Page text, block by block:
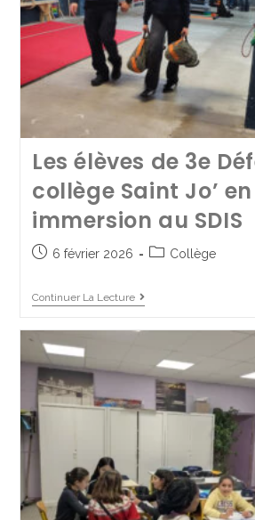
Les élèves de 3e
collège Saint Jo’ en
immersion au SDIS
6 février 2026 Collège
Continuer La Lecture
Tous les chemins
25 avril 2025
Continuer La Lecture